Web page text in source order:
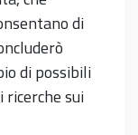
di
di possibili
sui